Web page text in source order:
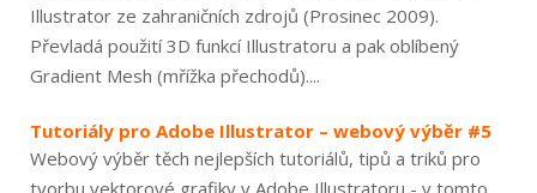
Illustrator ze zahraničních zdrojů (Prosinec 2009).
Převladá použití 3D funkcí Illustratoru a pak oblíbený
Gradient Mesh (mřížka přechodů)....
Tutoriály pro Adobe Illustrator – webový výběr #5
Webový výběr těch nejlepších tutoriálů, tipů a triků pro